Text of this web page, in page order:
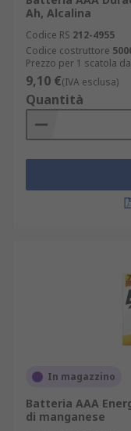
Ah, Alcalina
Codice RS 212-4955
Codice costruttore
Prezzo per 1 scatola
9,10 €(IVA esclusa)
Quantità
In magazzino
Batteria AAA
di manganese